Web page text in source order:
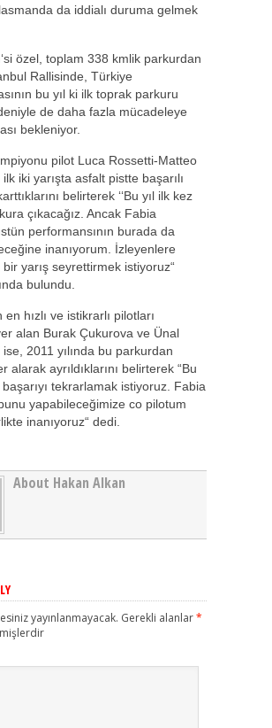
da iddialı duruma gelmek
özel, toplam 338 kmlik parkurdan
Rallisinde, Türkiye
bu yıl ki ilk toprak parkuru
de daha fazla mücadeleye
bekleniyor.
pilot Luca Rossetti-Matteo
iki yarışta asfalt pistte başarılı
belirterek ‘‘Bu yıl ilk kez
çıkacağız. Ancak Fabia
performansının burada da
inanıyorum. İzleyenlere
yarış seyrettirmek istiyoruz“
bulundu.
en hızlı ve istikrarlı pilotları
alan Burak Çukurova ve Ünal
2011 yılında bu parkurdan
alarak ayrıldıklarını belirterek “Bu
başarıyı tekrarlamak istiyoruz. Fabia
yapabileceğimize co pilotum
inanıyoruz“ dedi.
About Hakan Alkan
yayınlanmayacak. Gerekli alanlar*